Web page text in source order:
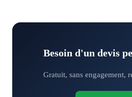
Besoin d'un devis
Gratuit, sans engagement,